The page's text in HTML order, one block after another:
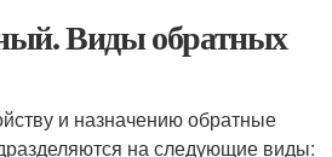
Виды обратных
и назначению обратные
на следующие виды: